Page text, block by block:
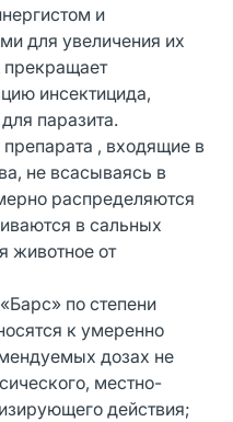
и
для увеличения их
прекращает
инсектицида,
паразита.
, входящие в
не всасываясь в
распределяются
в сальных
животное от
по степени
к умеренно
дозах не
местно-
действия;